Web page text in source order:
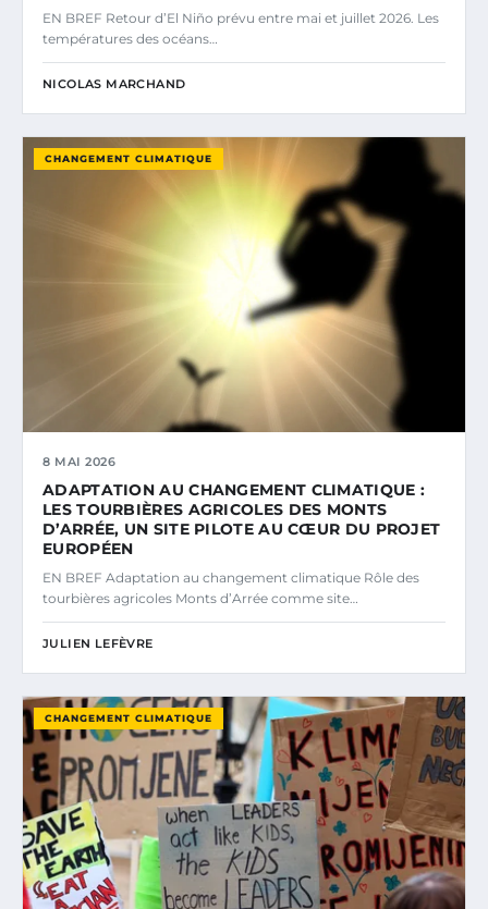
EN BREF Retour d’El Niño prévu entre mai et juillet 2026. Les
températures des océans…
NICOLAS MARCHAND
CHANGEMENT CLIMATIQUE
8 MAI 2026
ADAPTATION AU CHANGEMENT CLIMATIQUE :
LES TOURBIÈRES AGRICOLES DES MONTS
D’ARRÉE, UN SITE PILOTE AU CŒUR DU PROJET
EUROPÉEN
EN BREF Adaptation au changement climatique Rôle des
tourbières agricoles Monts d’Arrée comme site…
JULIEN LEFÈVRE
CHANGEMENT CLIMATIQUE